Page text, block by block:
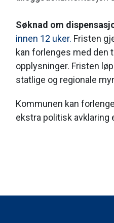
Søknad om
innen 12 uker. Fristen
kan forlenges med den
opplysninger. Fristen
statlige og regionale
Kommunen kan
ekstra politisk avklaring